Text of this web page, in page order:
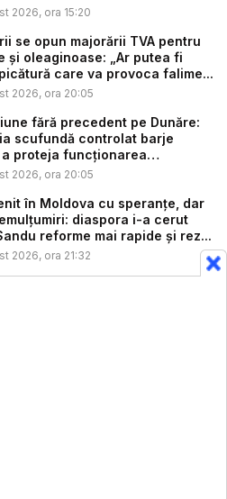
2026, ora 15:20
se opun majorării TVA pentru
și oleaginoase: „Ar putea fi
care va provoca falime...
2026, ora 20:05
fără precedent pe Dunăre:
scufundă controlat barje
proteja funcționarea
2026, ora 20:05
în Moldova cu speranțe, dar
diaspora i-a cerut
reforme mai rapide și rez...
2026, ora 21:32